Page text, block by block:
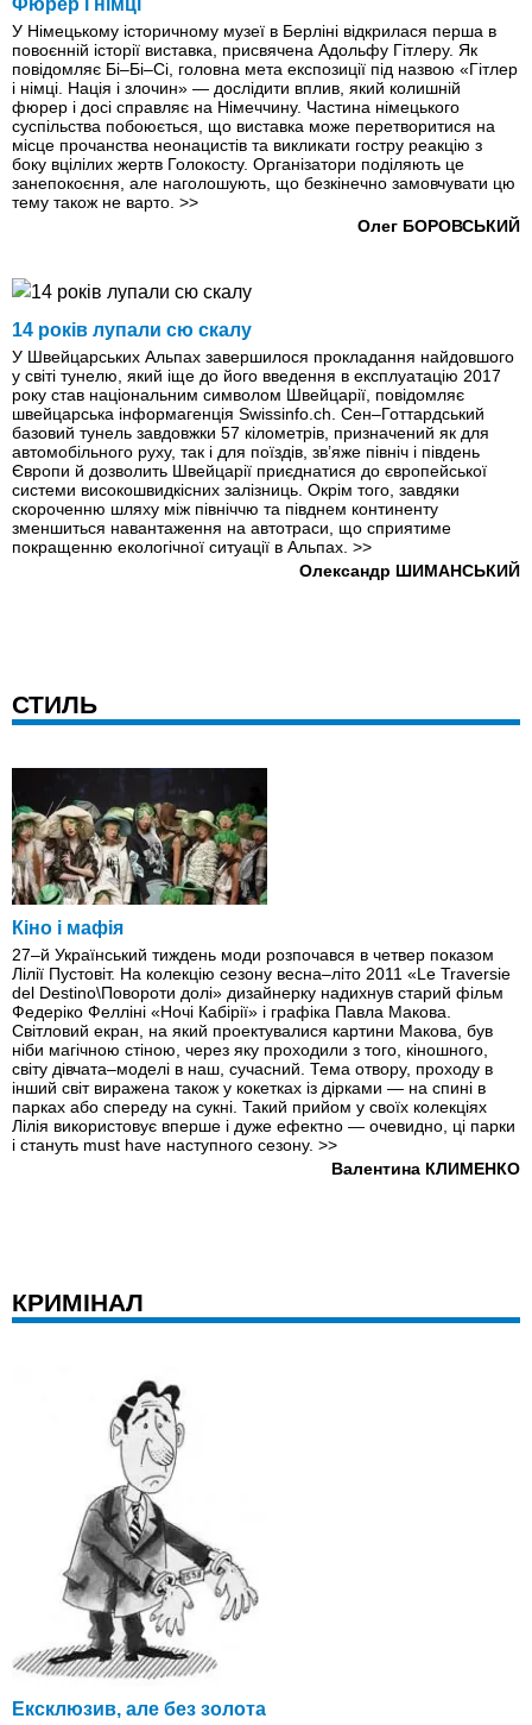
Фюрер і німці
У Німецькому історичному музеї в Берліні відкрилася перша в
повоєнній історії виставка, присвячена Адольфу Гітлеру. Як
повідомляє Бі–Бі–Сі, головна мета експозиції під назвою «Гітлер
і німці. Нація і злочин» — дослідити вплив, який колишній
фюрер і досі справляє на Німеччину. Частина німецького
суспільства побоюється, що виставка може перетворитися на
місце прочанства неонацистів та викликати гостру реакцію з
боку вцілілих жертв Голокосту. Організатори поділяють це
занепокоєння, але наголошують, що безкінечно замовчувати цю
тему також не варто. >>
Олег БОРОВСЬКИЙ
14 років лупали сю скалу
У Швейцарських Альпах завершилося прокладання найдовшого
у світі тунелю, який іще до його введення в експлуатацію 2017
року став національним символом Швейцарії, повідомляє
швейцарська інформагенція Swissinfo.ch. Сен–Готтардський
базовий тунель завдовжки 57 кілометрів, призначений як для
автомобільного руху, так і для поїздів, зв’яже північ і південь
Європи й дозволить Швейцарії приєднатися до європейської
системи високошвидкісних заліз­ниць. Окрім того, завдяки
скороченню шляху між північчю та півднем континенту
зменшиться навантаження на автотраси, що сприятиме
покращенню екологічної ситуації в Альпах. >>
Олександр ШИМАНСЬКИЙ
СТИЛЬ
Кіно і мафія
27–й Український тиждень моди розпочався в четвер показом
Лілії Пустовіт. На колекцію сезону весна–літо 2011 «Le Traversie
del Destino\Повороти долі» дизайнерку надихнув старий фільм
Федеріко Фелліні «Ночі Кабірії» і графіка Павла Макова.
Світловий екран, на який проектувалися картини Макова, був
ніби магічною стіною, через яку проходили з того, кіношного,
світу дівчата–моделі в наш, сучасний. Тема отвору, проходу в
інший світ виражена також у кокетках iз дірками — на спині в
парках або спереду на сукні. Такий прийом у своїх колекціях
Лілія використовує вперше і дуже ефектно — очевидно, ці парки
і стануть must have наступного сезону. >>
Валентина КЛИМЕНКО
КРИМІНАЛ
Ексклюзив, але без золота